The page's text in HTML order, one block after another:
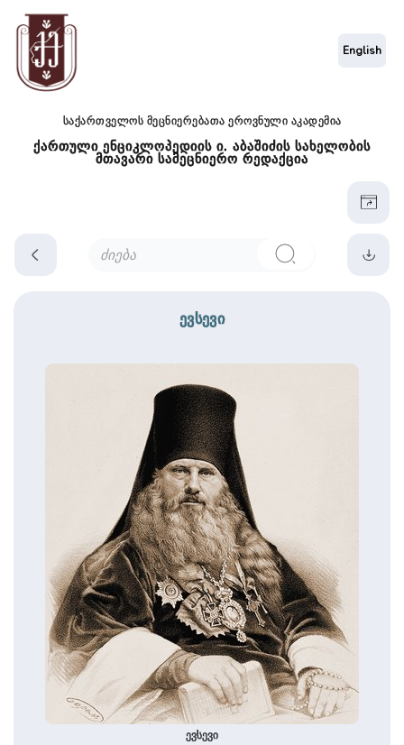
საქართველოს მეცნიერებათა ეროვნული აკადემია
ქართული ენციკლოპედიის ი. აბაშიძის სახელობის
მთავარი სამეცნიერო რედაქცია
English
ევსევი
ევსევი